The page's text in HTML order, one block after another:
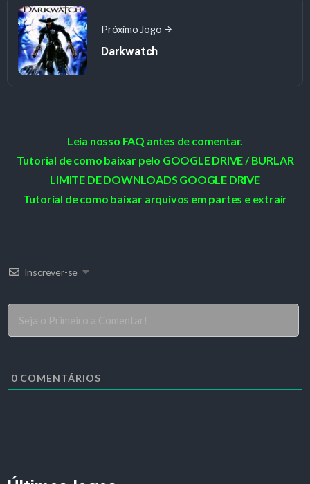
Próximo Jogo
Darkwatch
Leia nosso FAQ antes de comentar.
Tutorial de como baixar pelo GOOGLE DRIVE / BURLAR
LIMITE DE DOWNLOADS GOOGLE DRIVE
Tutorial de como baixar arquivos em partes e extrair
Inscrever-se
0 COMENTÁRIOS